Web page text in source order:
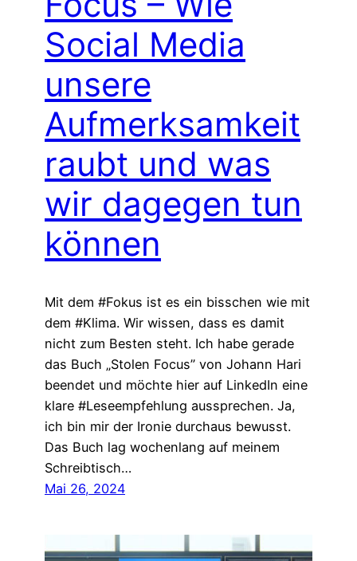
Social Media
unsere
Aufmerksamkeit
raubt und was
wir dagegen tun
können
Mit dem #Fokus ist es ein bisschen wie mit
dem #Klima. Wir wissen, dass es damit
nicht zum Besten steht. Ich habe gerade
das Buch „Stolen Focus” von Johann Hari
beendet und möchte hier auf LinkedIn eine
klare #Leseempfehlung aussprechen. Ja,
ich bin mir der Ironie durchaus bewusst.
Das Buch lag wochenlang auf meinem
Schreibtisch…
Mai 26, 2024